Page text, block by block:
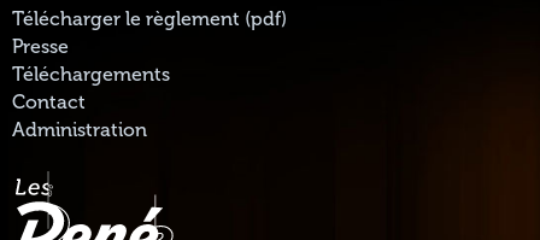
Télécharger le règlement (pdf)
Presse
Téléchargements
Contact
Administration